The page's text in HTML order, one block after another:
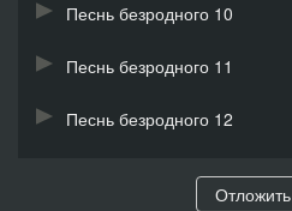
Песнь безродного 10
Песнь безродного 11
Песнь безродного 12
Песнь безродного 13
Отложить